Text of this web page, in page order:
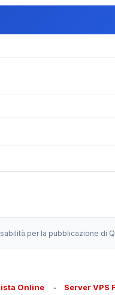
per la pubblicazione di
Online - Server VPS